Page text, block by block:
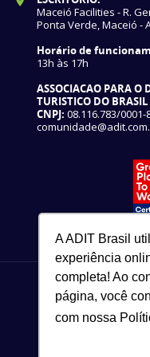
A ADIT Brasil
experiência
completa! Ao
página, você
com nossa
Maceió Facilities - R.
Ponta Verde, Maceió -
Horário de
13h às 17h
ASSOCIACAO PARA O
TURISTICO DO BRASIL
CNPJ: 08.116.783/0001-